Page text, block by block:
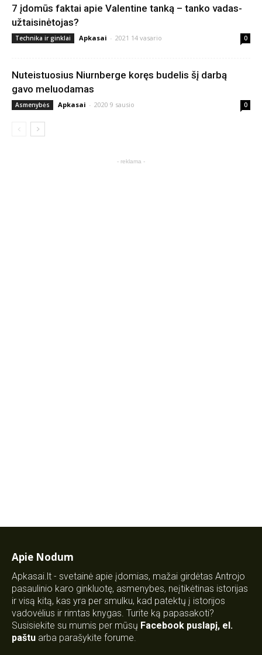
7 įdomūs faktai apie Valentine tanką – tanko vadas-
užtaisinėtojas?
Technika ir ginklai Apkasai - 2021 14 vasario 0
Nuteistuosius Niurnberge koręs budelis šį darbą
gavo meluodamas
Asmenybės Apkasai - 2020 9 sausio 0
- reklama -
Apie Nodum
Apkasai.lt - svetainė apie įdomias, mažai girdėtas Antrojo
pasaulinio karo ginkluotę, asmenybes, neįtikėtinas istorijas
ir visą kitą, kas yra per smulku, kad patektų į istorijos
vadovėlius ir rimtas knygas. Turite ką papasakoti?
Susisiekite su mumis per mūsų Facebook puslapį, el.
paštu arba parašykite forume.